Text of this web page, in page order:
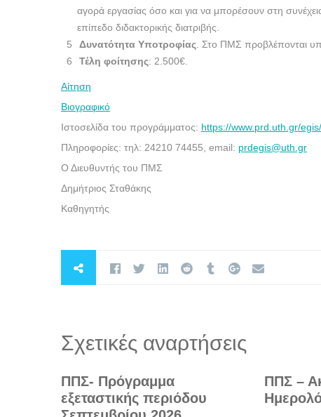
αγορά εργασίας όσο και για να μπορέσουν στη
επίπεδο διδακτορικής διατριβής.
Δυνατότητα Υποτροφίας . Στο ΠΜΣ προβλέπονται
Τέλη φοίτησης: 2.500€.
Αίτηση
Βιογραφικό
Ιστοσελίδα του προγράμματος: https://www.prd.uth.gr/egis/
Πληροφορίες: τηλ: 24210 74455, email: prdegis@uth.gr
Ο Διευθυντής του ΠΜΣ
Δημήτριος Σταθάκης
Καθηγητής
Σχετικές αναρτήσεις
ΠΠΣ- Πρόγραμμα
εξεταστικής περιόδου
ΠΠΣ –